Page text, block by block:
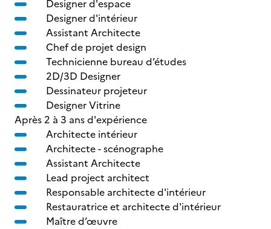
Designer d'espace
Designer d'intérieur
Assistant Architecte
Chef de projet design
Technicienne bureau d’études
2D/3D Designer
Dessinateur projeteur
Designer Vitrine
Après 2 à 3 ans d'expérience
Architecte intérieur
Architecte - scénographe
Assistant Architecte
Lead project architect
Responsable architecte d'intérieur
Restauratrice et architecte d'intérieur
Maître d’œuvre